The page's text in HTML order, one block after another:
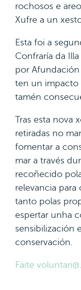
rochosos e
Xufre a un
Esta foi a
Confraría da
por Afundación
ten un impacto
tamén
Tras esta nova
retiradas no
fomentar a
mar a través
recoñecido
relevancia
tanto polas
espertar unha
sensibilización
conservación.
Faite voluntari@.